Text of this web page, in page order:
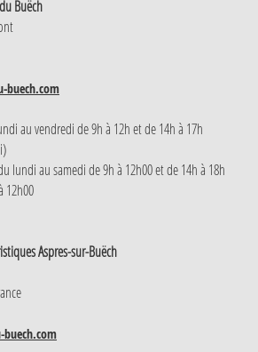
Buëch
buech.com
au vendredi de 9h à 12h et de 14h à 17h
lundi au samedi de 9h à 12h00 et de 14h à 18h
12h00
Aspres-sur-Buëch
buech.com